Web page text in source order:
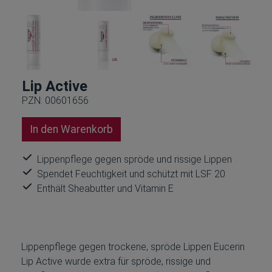
Lip Active
PZN: 00601656
In den Warenkorb
Lippenpflege gegen spröde und rissige Lippen
Spendet Feuchtigkeit und schützt mit LSF 20
Enthält Sheabutter und Vitamin E
Lippenpflege gegen trockene, spröde Lippen Eucerin
Lip Active wurde extra für spröde, rissige und